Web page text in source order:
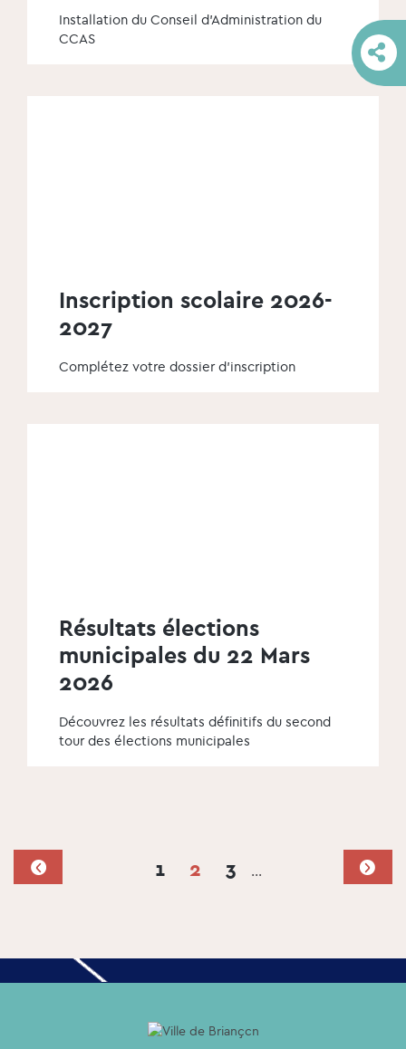
Installation du Conseil d'Administration du
CCAS
Inscription scolaire 2026-
2027
Complétez votre dossier d'inscription
Résultats élections
municipales du 22 Mars
2026
Découvrez les résultats définitifs du second
tour des élections municipales
1 2 3 …